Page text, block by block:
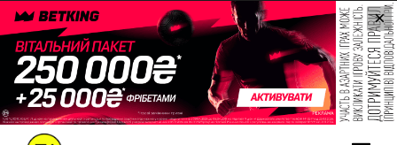
Користувачем, який не досяг 21-річного віку.
Твори Getty Images, що розміщені на сайті, не можуть
бути використані третіми особами без письмового
дозволу ТОВ «ГЛОБАЛ ІМІДЖЕС ЮКРЕЙН.
×